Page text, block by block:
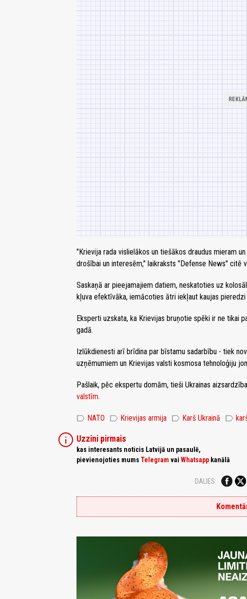
"Krievija rada vislielākos un tiešākos draudus mieram
drošībai un interesēm," laikraksts "Defense News" citē
Saskaņā ar pieejamajiem datiem, neskatoties uz
kļuva efektīvāka, iemācoties ātri iekļaut kaujas
Eksperti uzskata, ka Krievijas bruņotie spēki ir ne tikai
gadā.
Izlūkdienesti arī brīdina par bīstamu sadarbību - tiek
uzņēmumiem un Krievijas valsti kosmosa tehnoloģiju
Pašlaik, pēc ekspertu domām, tieši Ukrainas
valstīm.
label NATO label Krievijas armija label Karš Ukrainā label
info Uzzini pirmais
kas interesants noticis Latvijā un pasaulē,
pievienojoties mums Telegram vai Whatsapp kanālā
DALIES: